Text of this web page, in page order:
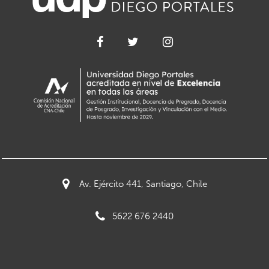
Av. Ejército 441, Santiago, Chile
5622 676 2440